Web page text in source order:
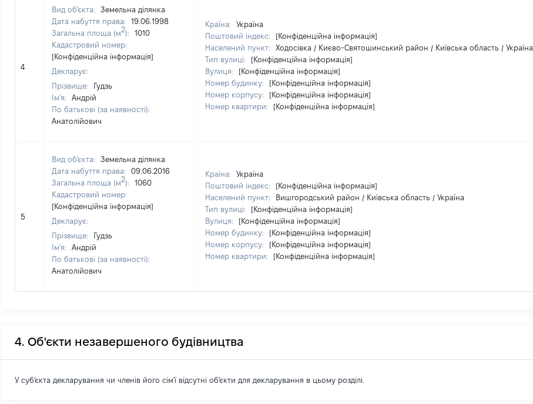
4
Вид об'єкта:
Земельна ділянка
Дата набуття права:
19.06.1998
Загальна площа (м2):
1010
Кадастровий номер:
[Конфіденційна інформація]
Декларує:
Прізвище:
Гудзь
Ім'я:
Андрій
По батькові (за наявності):
Анатолійович
Країна:
Україна
Поштовий індекс:
[Конфіденційна інформація]
Населений пункт:
Ходосівка / Києво-Святошинський район / Київська область / Україна
Тип вулиці:
[Конфіденційна інформація]
Вулиця:
[Конфіденційна інформація]
Номер будинку:
[Конфіденційна інформація]
Номер корпусу:
[Конфіденційна інформація]
Номер квартири:
[Конфіденційна інформація]
5
Вид об'єкта:
Земельна ділянка
Дата набуття права:
09.06.2016
Загальна площа (м2):
1060
Кадастровий номер:
[Конфіденційна інформація]
Декларує:
Прізвище:
Гудзь
Ім'я:
Андрій
По батькові (за наявності):
Анатолійович
Країна:
Україна
Поштовий індекс:
[Конфіденційна інформація]
Населений пункт:
Вишгородський район / Київська область / Україна
Тип вулиці:
[Конфіденційна інформація]
Вулиця:
[Конфіденційна інформація]
Номер будинку:
[Конфіденційна інформація]
Номер корпусу:
[Конфіденційна інформація]
Номер квартири:
[Конфіденційна інформація]
4. Об'єкти незавершеного будівництва
У суб'єкта декларування чи членів його сім'ї відсутні об'єкти для декларування в цьому розділі.